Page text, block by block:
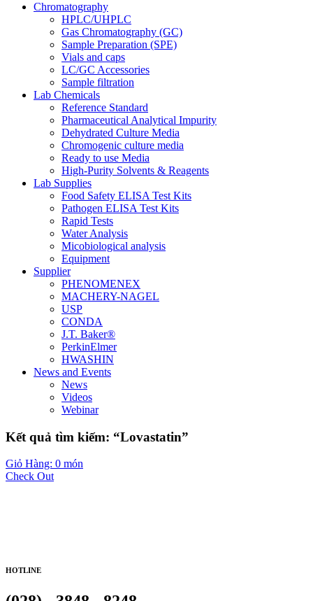
Chromatography
HPLC/UHPLC
Gas Chromatography (GC)
Sample Preparation (SPE)
Vials and caps
LC/GC Accessories
Sample filtration
Lab Chemicals
Reference Standard
Pharmaceutical Analytical Impurity
Dehydrated Culture Media
Chromogenic culture media
Ready to use Media
High-Purity Solvents & Reagents
Lab Supplies
Food Safety ELISA Test Kits
Pathogen ELISA Test Kits
Rapid Tests
Water Analysis
Micobiological analysis
Equipment
Supplier
PHENOMENEX
MACHERY-NAGEL
USP
CONDA
J.T. Baker®
PerkinElmer
HWASHIN
News and Events
News
Videos
Webinar
Kết quả tìm kiếm: “Lovastatin”
Giỏ Hàng: 0 món
Check Out
HOTLINE